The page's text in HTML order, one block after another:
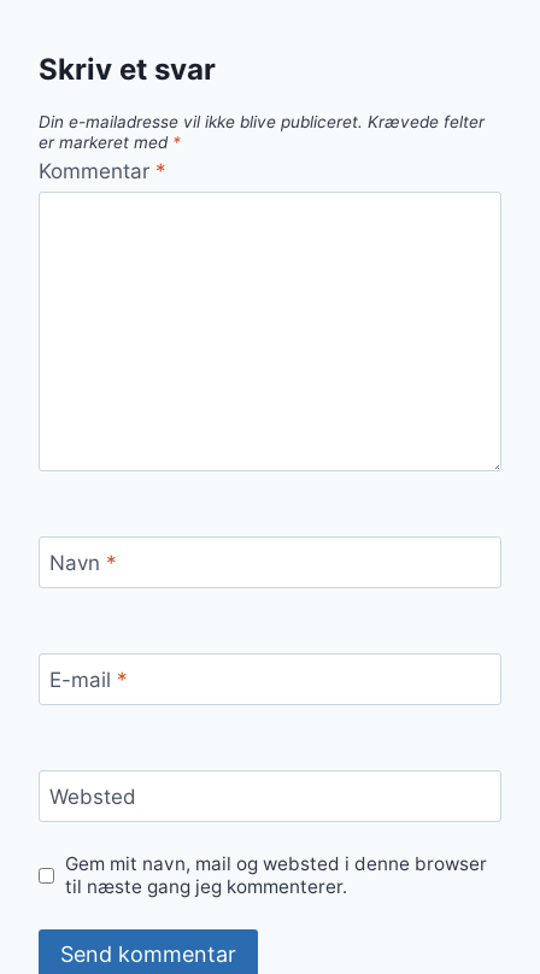
Skriv et svar
Din e-mailadresse vil ikke blive publiceret. Krævede felter
er markeret med *
Kommentar *
Navn *
E-mail *
Websted
Gem mit navn, mail og websted i denne browser
til næste gang jeg kommenterer.